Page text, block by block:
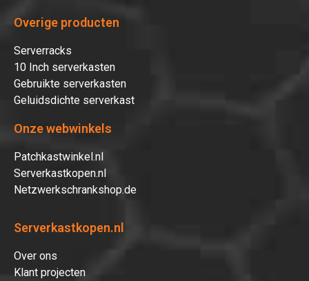
Overige producten
Serverracks
10 Inch serverkasten
Gebruikte serverkasten
Geluidsdichte serverkast
Onze webwinkels
Patchkastwinkel.nl
Serverkastkopen.nl
Netzwerkschrankshop.de
Serverkastkopen.nl
Over ons
Klant projecten